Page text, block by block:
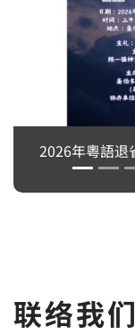
月 10日
联络我们